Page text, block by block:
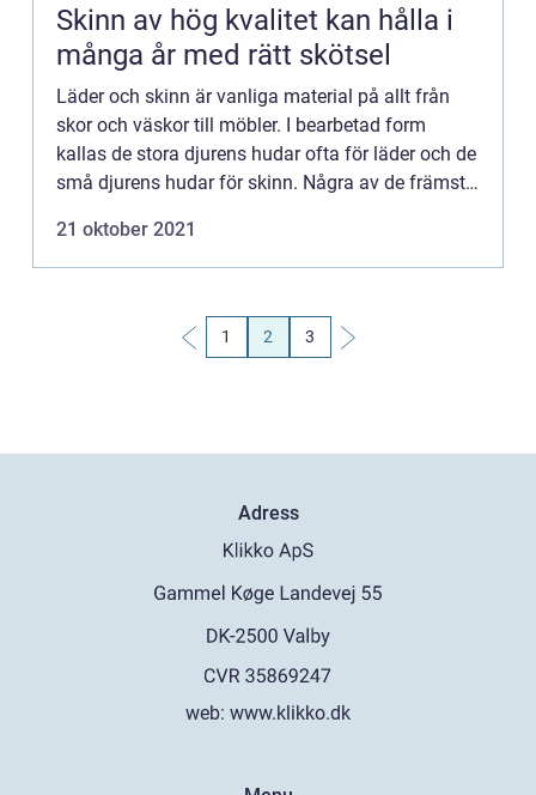
Skinn av hög kvalitet kan hålla i
många år med rätt skötsel
Läder och skinn är vanliga material på allt från
skor och väskor till möbler. I bearbetad form
kallas de stora djurens hudar ofta för läder och de
små djurens hudar för skinn. Några av de främsta
väldi...
21 oktober 2021
1 2 3
Adress
web: www.klikko.dk